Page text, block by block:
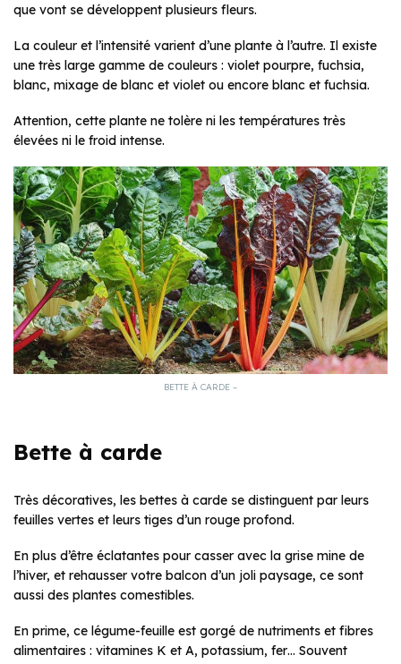
que vont se développent plusieurs fleurs.
La couleur et l’intensité varient d’une plante à l’autre. Il existe
une très large gamme de couleurs : violet pourpre, fuchsia,
blanc, mixage de blanc et violet ou encore blanc et fuchsia.
Attention, cette plante ne tolère ni les températures très
élevées ni le froid intense.
BETTE À CARDE –
Bette à carde
Très décoratives, les bettes à carde se distinguent par leurs
feuilles vertes et leurs tiges d’un rouge profond.
En plus d’être éclatantes pour casser avec la grise mine de
l’hiver, et rehausser votre balcon d’un joli paysage, ce sont
aussi des plantes comestibles.
En prime, ce légume-feuille est gorgé de nutriments et fibres
alimentaires : vitamines K et A, potassium, fer… Souvent